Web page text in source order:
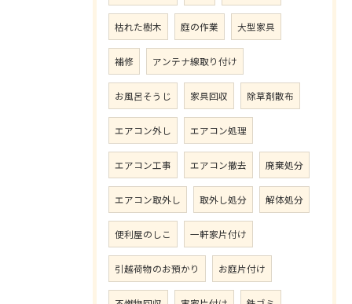
枯れた樹木 庭の作業 大型家具
補修 アンテナ線取り付け
お風呂そうじ 家具回収 除草剤散布
エアコン外し エアコン処理
エアコン工事 エアコン撤去 廃棄処分
エアコン取外し 取外し処分 解体処分
便利屋のしこ 一軒家片付け
引越荷物のお預かり お庭片付け